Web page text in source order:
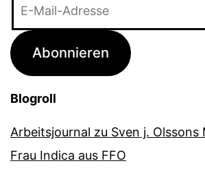
Adresse
Abonnieren
Blogroll
Arbeitsjournal zu Sven j.
Frau Indica aus FFO